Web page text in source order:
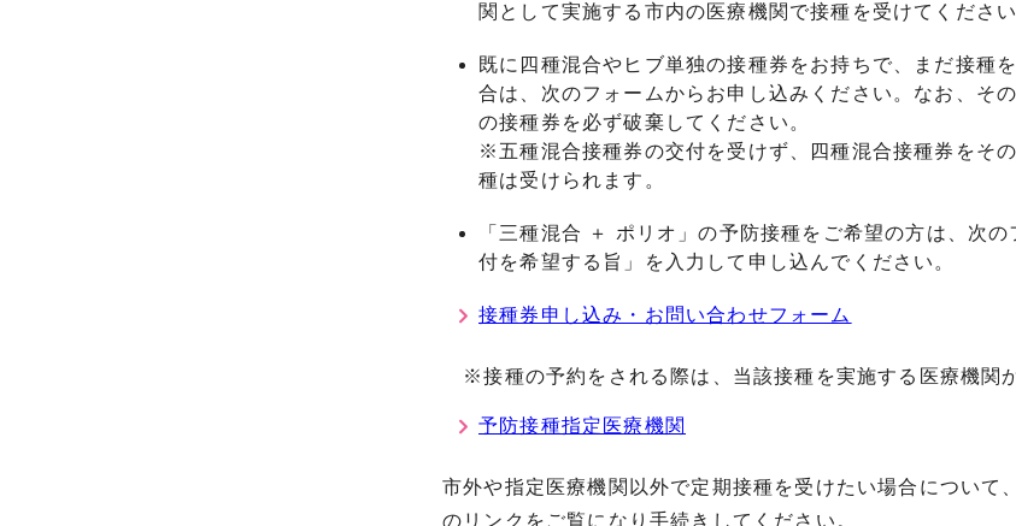
関として実施する市内の医療機関で接種を受けてください
既に四種混合やヒブ単独の接種券をお持ちで、まだ接種
合は、次のフォームからお申し込みください。なお、そ
の接種券を必ず破棄してください。
※五種混合接種券の交付を受けず、四種混合接種券をそ
種は受けられます。
「三種混合 ＋ ポリオ」の予防接種をご希望の方は、次
付を希望する旨」を入力して申し込んでください。
接種券申し込み・お問い合わせフォーム
※接種の予約をされる際は、当該接種を実施する医療機関
予防接種指定医療機関
市外や指定医療機関以外で定期接種を受けたい場合につい
のリンクをご覧になり手続きしてください。